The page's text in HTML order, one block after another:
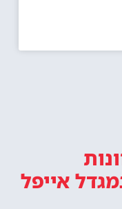
אייפל